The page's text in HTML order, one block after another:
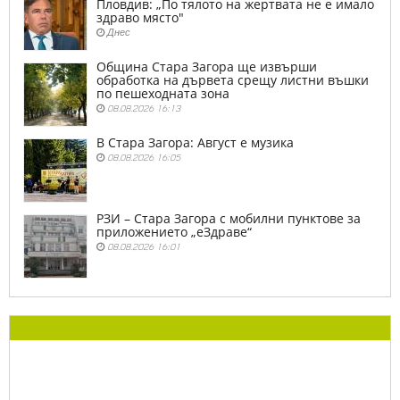
Пловдив: „По тялото на жертвата не е имало
здраво място"
Днес
Община Стара Загора ще извърши
обработка на дървета срещу листни въшки
по пешеходната зона
08.08.2026 16:13
В Стара Загора: Август е музика
08.08.2026 16:05
РЗИ – Стара Загора с мобилни пунктове за
приложението „еЗдраве“
08.08.2026 16:01